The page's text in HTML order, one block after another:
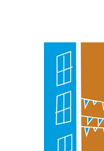
erabiltzeko baimen